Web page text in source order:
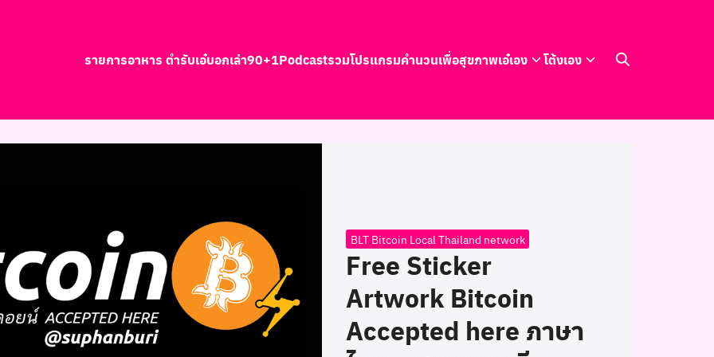
รายการอาหาร ตำรับเอ๋บอกเล่า90+1Podcastรวมโปรแกรมคำนวนเพื่อสุขภาพเอ๋เอง โต้งเอง
BLT Bitcoin Local Thailand network
Free Sticker
Artwork Bitcoin
Accepted here ภาษา